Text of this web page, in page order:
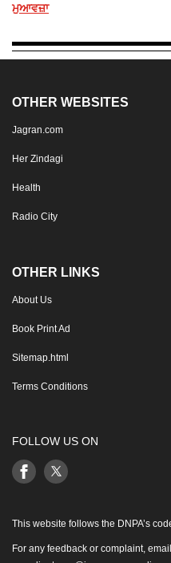
ਮੁਆਵਜ਼ਾ
OTHER WEBSITES
Jagran.com
Her Zindagi
Health
Radio City
OTHER LINKS
About Us
Book Print Ad
Sitemap.html
Terms Conditions
FOLLOW US ON
This website follows the DNPA’s
For any feedback or complaint,